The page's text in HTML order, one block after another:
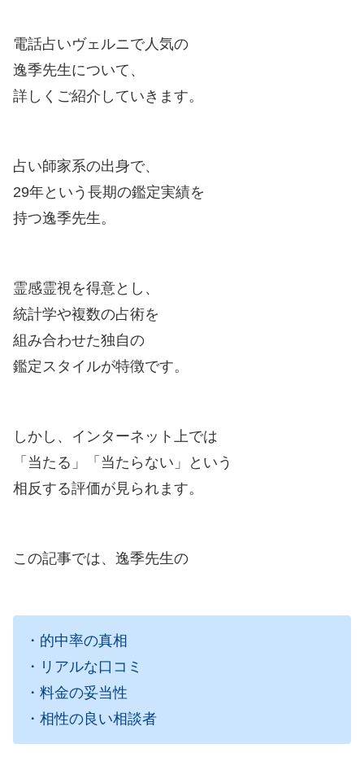
電話占いヴェルニで人気の
逸季先生について、
詳しくご紹介していきます。
占い師家系の出身で、
29年という長期の鑑定実績を
持つ逸季先生。
霊感霊視を得意とし、
統計学や複数の占術を
組み合わせた独自の
鑑定スタイルが特徴です。
しかし、インターネット上では
「当たる」「当たらない」という
相反する評価が見られます。
この記事では、逸季先生の
・的中率の真相
・リアルな口コミ
・料金の妥当性
・相性の良い相談者